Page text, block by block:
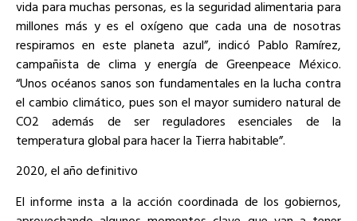
vida para muchas personas, es la seguridad alimentaria para
millones más y es el oxígeno que cada una de nosotras
respiramos en este planeta azul”, indicó Pablo Ramírez,
campañista de clima y energía de Greenpeace México.
“Unos océanos sanos son fundamentales en la lucha contra
el cambio climático, pues son el mayor sumidero natural de
CO2 además de ser reguladores esenciales de la
temperatura global para hacer la Tierra habitable”.
2020, el año definitivo
El informe insta a la acción coordinada de los gobiernos,